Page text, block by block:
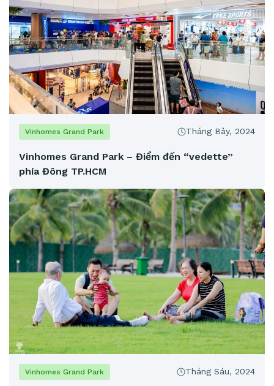
Vinhomes Grand Park Tháng Bảy, 2024
Vinhomes Grand Park – Điểm đến “vedette”
phía Đông TP.HCM
Vinhomes Grand Park Tháng Sáu, 2024